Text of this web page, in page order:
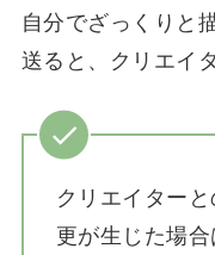
自分でざっくりと
送ると、クリエイ
クリエイター
更が生じた場合